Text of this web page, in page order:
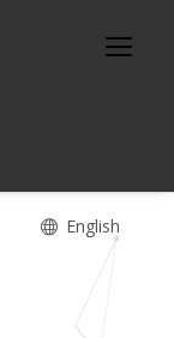
English